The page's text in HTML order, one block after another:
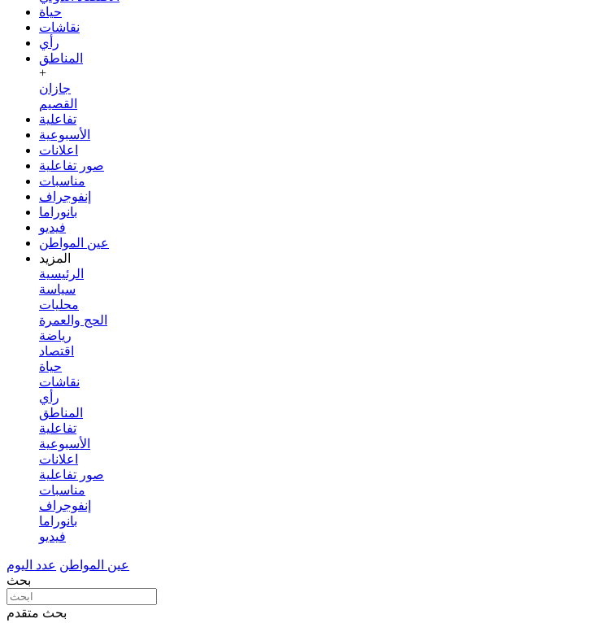
حياة
نقاشات
رأي
المناطق
+
جازان
القصيم
تفاعلية
الأسبوعية
اعلانات
صور تفاعلية
مناسبات
إنفوجراف
بانوراما
فيديو
عين المواطن
المزيد
الرئيسية
سياسة
محليات
الحج والعمرة
رياضة
اقتصاد
حياة
نقاشات
رأي
المناطق
تفاعلية
الأسبوعية
اعلانات
صور تفاعلية
مناسبات
إنفوجراف
بانوراما
فيديو
عين المواطن عدد اليوم
بحث
بحث متقدم